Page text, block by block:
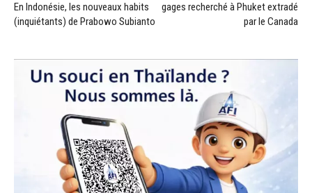
En Indonésie, les nouveaux habits
(inquiétants) de Prabowo Subianto
gages recherché à Phuket extradé
par le Canada